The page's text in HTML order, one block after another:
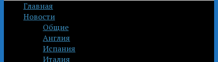
Главная
Новости
Общие
Англия
Испания
Италия